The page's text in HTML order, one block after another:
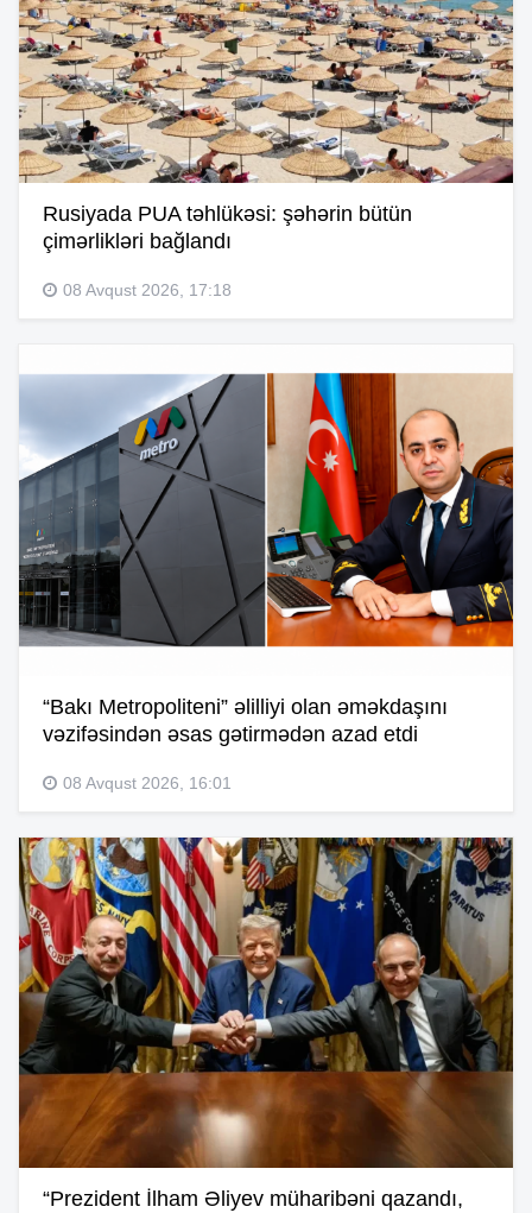
Rusiyada PUA təhlükəsi: şəhərin bütün
çimərlikləri bağlandı
08 Avqust 2026, 17:18
“Bakı Metropoliteni” əlilliyi olan əməkdaşını
vəzifəsindən əsas gətirmədən azad etdi
08 Avqust 2026, 16:01
“Prezident İlham Əliyev müharibəni qazandı,